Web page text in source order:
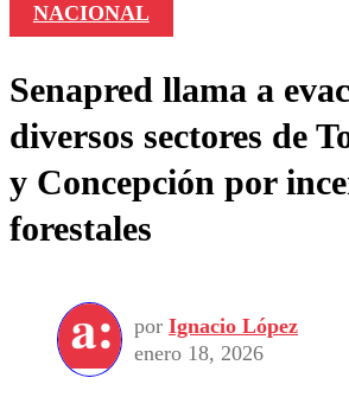
NACIONAL
Senapred llama a
diversos sectores de
y Concepción por
forestales
por Ignacio López
enero 18, 2026